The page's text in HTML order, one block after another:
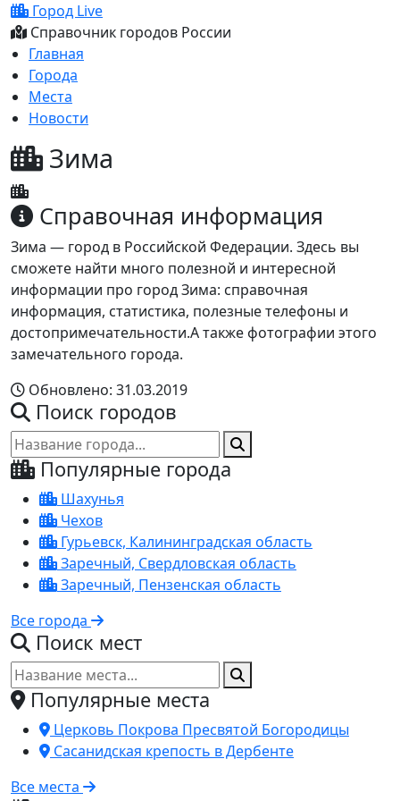
Город Live
Справочник городов России
Главная
Города
Места
Новости
Зима
Справочная информация
Зима — город в Российской Федерации. Здесь вы
сможете найти много полезной и интересной
информации про город Зима: справочная
информация, статистика, полезные телефоны и
достопримечательности.А также фотографии этого
замечательного города.
Обновлено: 31.03.2019
Поиск городов
Популярные города
Шахунья
Чехов
Гурьевск, Калининградская область
Заречный, Свердловская область
Заречный, Пензенская область
Все города
Поиск мест
Популярные места
Церковь Покрова Пресвятой Богородицы
Сасанидская крепость в Дербенте
Все места